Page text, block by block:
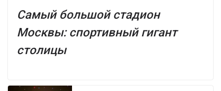
Самый большой стадион
Москвы: спортивный гигант
столицы